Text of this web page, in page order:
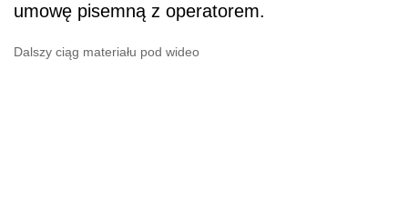
umowę pisemną z operatorem.
Dalszy ciąg materiału pod wideo